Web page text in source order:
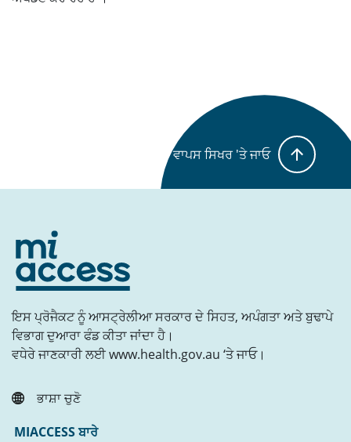
ਵਾਪਸ ਸਿਖਰ 'ਤੇ ਜਾਓ
ਇਸ ਪ੍ਰੋਜੈਕਟ ਨੂੰ ਆਸਟ੍ਰੇਲੀਆ ਸਰਕਾਰ ਦੇ ਸਿਹਤ, ਅਪੰਗਤਾ ਅਤੇ ਬੁਢਾਪੇ
ਵਿਭਾਗ ਦੁਆਰਾ ਫੰਡ ਕੀਤਾ ਜਾਂਦਾ ਹੈ।
ਵਧੇਰੇ ਜਾਣਕਾਰੀ ਲਈ www.health.gov.au ‘ਤੇ ਜਾਓ।
ਭਾਸ਼ਾ ਚੁਣੋ
MIACCESS ਬਾਰੇ